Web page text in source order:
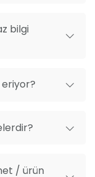
bilgi
eriyor?
/ ürün